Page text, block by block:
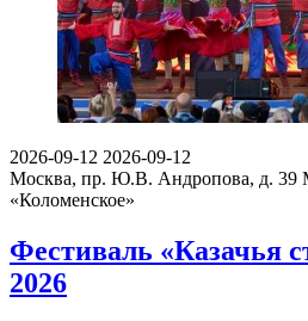
2026-09-12 2026-09-12
Москва, пр. Ю.В. Андропова, д. 39
«Коломенское»
Фестиваль «Казачья
2026